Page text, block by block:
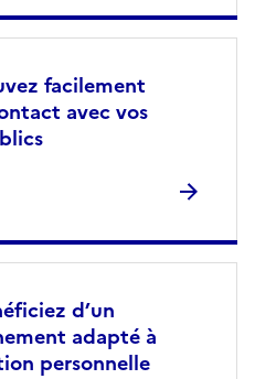
facilement
avec vos
d’un
adapté à
personnelle